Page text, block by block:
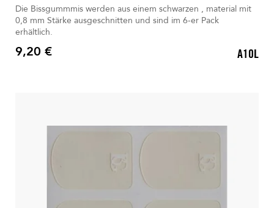
Die Bissgummmis werden aus einem schwarzen , material mit
0,8 mm Stärke ausgeschnitten und sind im 6-er Pack
erhältlich.
Preis
9,20 € A10L